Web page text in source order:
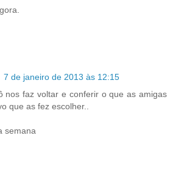
7 de janeiro de 2013 às 12:15
nos faz voltar e conferir o que as amigas
que as fez escolher..
semana